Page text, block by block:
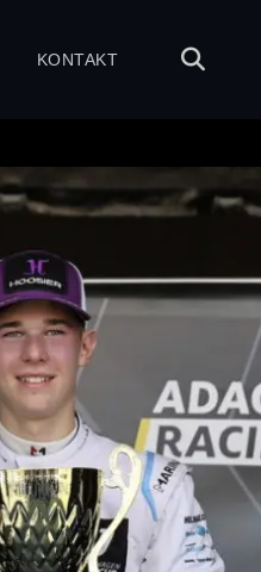
KONTAKT